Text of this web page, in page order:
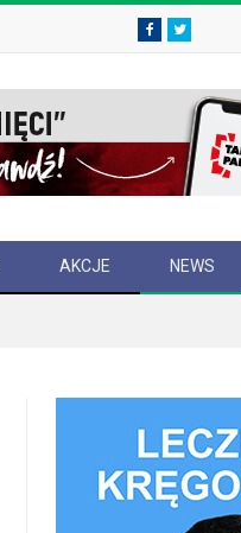
FacebookTwitter
AKCJE NEWS